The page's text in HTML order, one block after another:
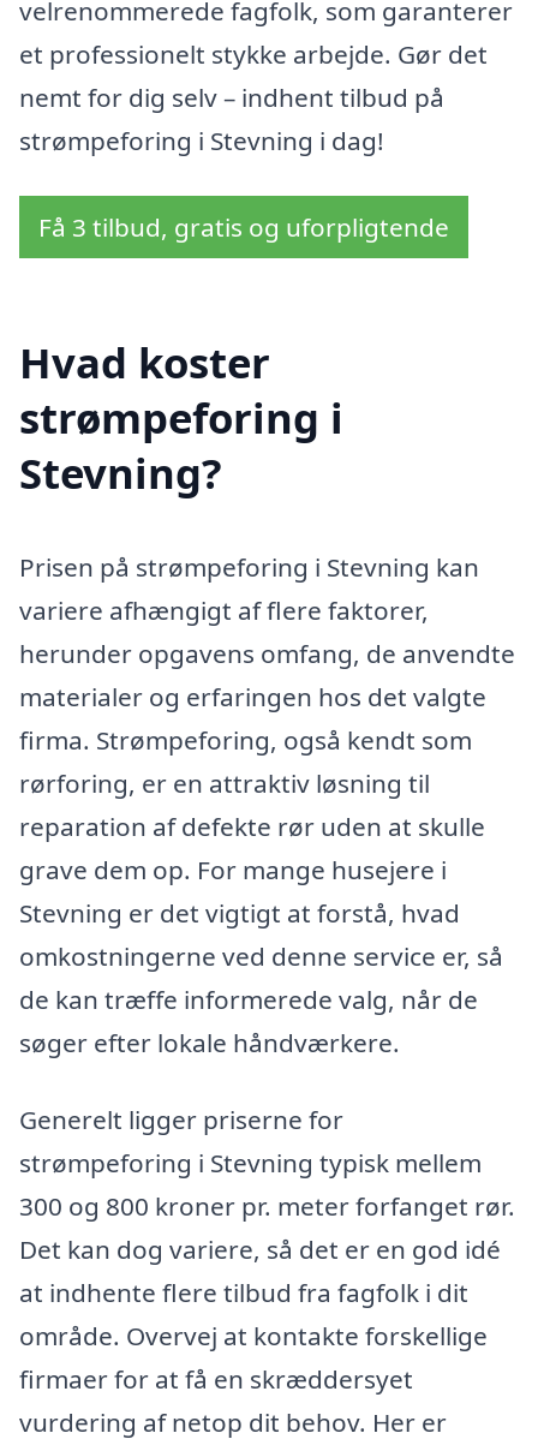
velrenommerede fagfolk, som garanterer
et professionelt stykke arbejde. Gør det
nemt for dig selv – indhent tilbud på
strømpeforing i Stevning i dag!
Få 3 tilbud, gratis og uforpligtende
Hvad koster
strømpeforing i
Stevning?
Prisen på strømpeforing i Stevning kan
variere afhængigt af flere faktorer,
herunder opgavens omfang, de anvendte
materialer og erfaringen hos det valgte
firma. Strømpeforing, også kendt som
rørforing, er en attraktiv løsning til
reparation af defekte rør uden at skulle
grave dem op. For mange husejere i
Stevning er det vigtigt at forstå, hvad
omkostningerne ved denne service er, så
de kan træffe informerede valg, når de
søger efter lokale håndværkere.
Generelt ligger priserne for
strømpeforing i Stevning typisk mellem
300 og 800 kroner pr. meter forfanget rør.
Det kan dog variere, så det er en god idé
at indhente flere tilbud fra fagfolk i dit
område. Overvej at kontakte forskellige
firmaer for at få en skræddersyet
vurdering af netop dit behov. Her er